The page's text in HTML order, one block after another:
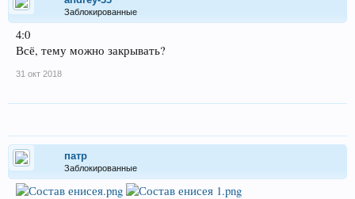
Заблокированные
4:0
Всё, тему можно закрывать?
31 окт 2018
патр
Заблокированные